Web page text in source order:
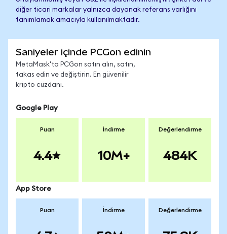
diğer ticari markalar yalnızca dayanak referans varlığını
tanımlamak amacıyla kullanılmaktadır.
Saniyeler içinde PCGon edinin
MetaMask'ta PCGon satın alın, satın,
takas edin ve değiştirin. En güvenilir
kripto cüzdanı.
Google Play
Puan
4.4
İndirme
10M+
Değerlendirme
484K
App Store
Puan İndirme Değerlendirme